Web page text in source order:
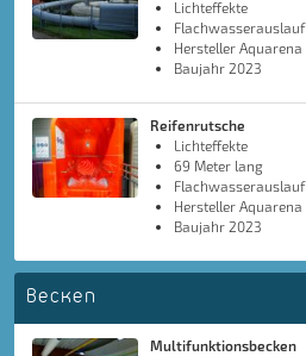
Lichteffekte
Flachwasserauslauf
Hersteller Aquarena
Baujahr 2023
Reifenrutsche
Lichteffekte
69 Meter lang
Flachwasserauslauf
Hersteller Aquarena
Baujahr 2023
Becken
Multifunktionsbecken